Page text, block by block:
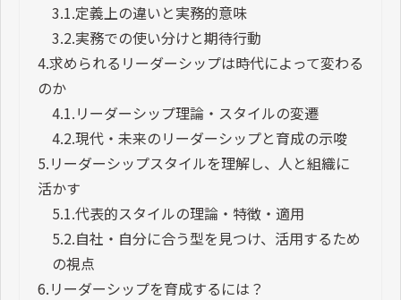
3.1.定義上の違いと実務的意味
3.2.実務での使い分けと期待行動
4.求められるリーダーシップは時代によって変わる
のか
4.1.リーダーシップ理論・スタイルの変遷
4.2.現代・未来のリーダーシップと育成の示唆
5.リーダーシップスタイルを理解し、人と組織に
活かす
5.1.代表的スタイルの理論・特徴・適用
5.2.自社・自分に合う型を見つけ、活用するため
の視点
6.リーダーシップを育成するには？